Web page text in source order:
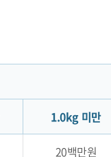
1.0kg 미만
20백만원